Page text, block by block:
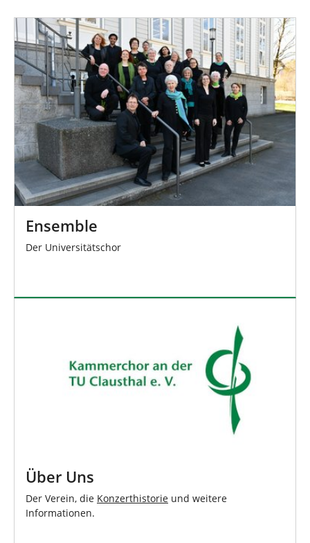
Ensemble
Der Universitätschor
Über Uns
Der Verein, die Konzerthistorie und weitere
Informationen.